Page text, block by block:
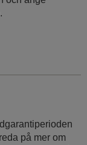
på mer om